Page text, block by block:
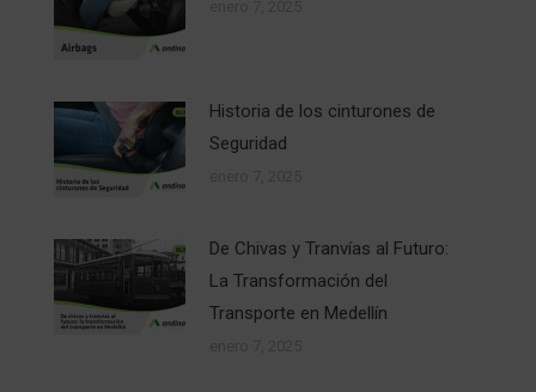
Historia de los cinturones de
Seguridad
De Chivas y Tranvías al Futuro:
La Transformación del
Transporte en Medellín